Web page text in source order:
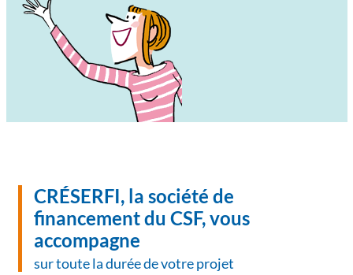
CRÉSERFI, la société de
financement du CSF, vous
accompagne
sur toute la durée de votre projet